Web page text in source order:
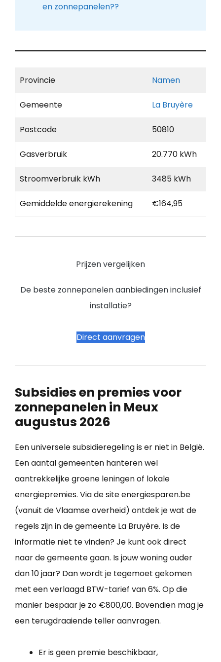
en zonnepanelen??
Provincie Namen
Gemeente La Bruyère
Postcode 50810
Gasverbruik 20.770 kWh
Stroomverbruik kWh 3485 kWh
Gemiddelde energierekening €164,95
Prijzen vergelijken
De beste zonnepanelen aanbiedingen inclusief
installatie?
Direct aanvragen
Subsidies en premies voor
zonnepanelen in Meux
augustus 2026
Een universele subsidieregeling is er niet in België.
Een aantal gemeenten hanteren wel
aantrekkelijke groene leningen of lokale
energiepremies. Via de site energiesparen.be
(vanuit de Vlaamse overheid) ontdek je wat de
regels zijn in de gemeente La Bruyère. Is de
informatie niet te vinden? Je kunt ook direct
naar de gemeente gaan. Is jouw woning ouder
dan 10 jaar? Dan wordt je tegemoet gekomen
met een verlaagd BTW-tarief van 6%. Op die
manier bespaar je zo €800,00. Bovendien mag je
een terugdraaiende teller aanvragen.
Er is geen premie beschikbaar,